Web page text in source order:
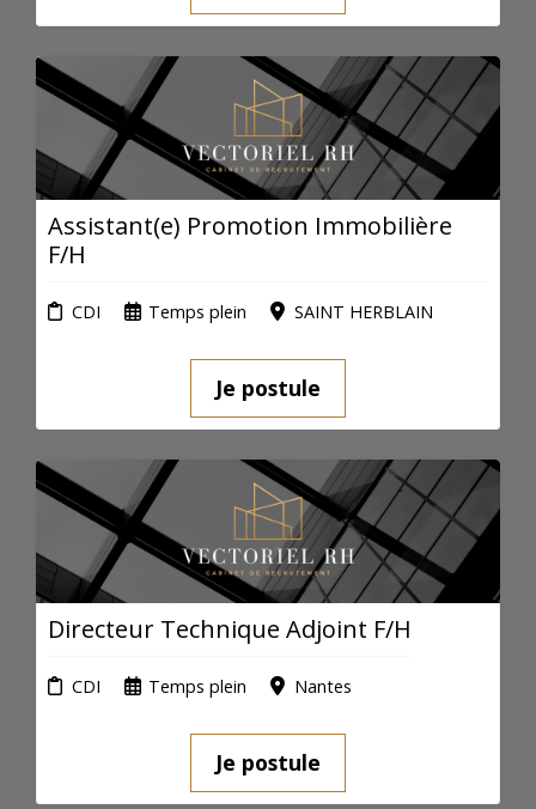
Assistant(e) Promotion Immobilière
F/H
CDI Temps plein SAINT HERBLAIN
Je postule
Directeur Technique Adjoint F/H
CDI Temps plein Nantes
Je postule